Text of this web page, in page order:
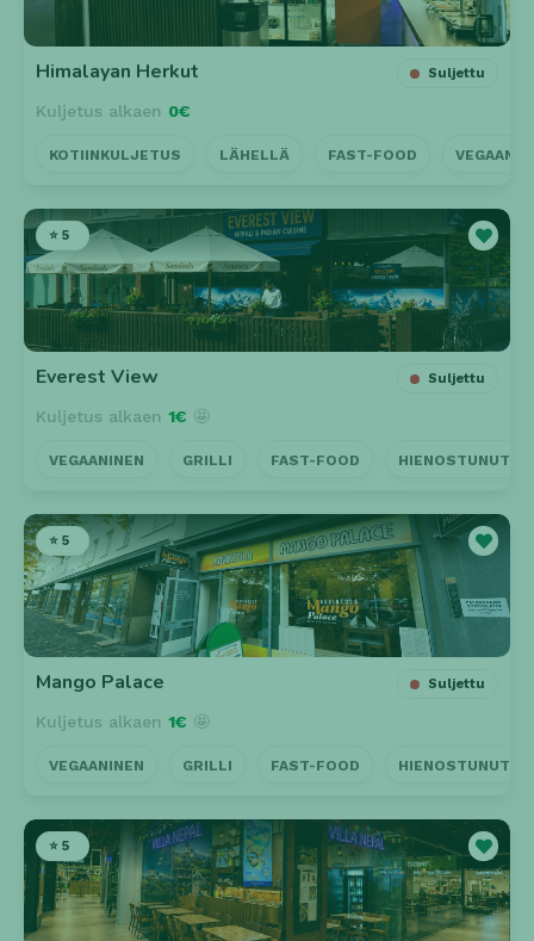
Himalayan Herkut Suljettu
Kuljetus alkaen 0€
KOTIINKULJETUS LÄHELLÄ FAST-FOOD
⭐ 5
Everest View Suljettu
Kuljetus alkaen 1€ 🤩
VEGAANINEN GRILLI FAST-FOOD HIENOSTUNUT
⭐ 5
Mango Palace Suljettu
Kuljetus alkaen 1€ 🤩
VEGAANINEN GRILLI FAST-FOOD HIENOSTUNUT
⭐ 5